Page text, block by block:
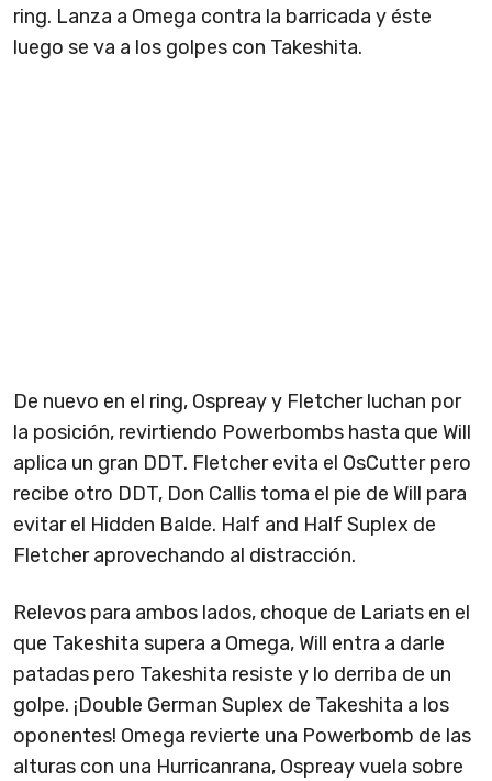
ring. Lanza a Omega contra la barricada y éste
luego se va a los golpes con Takeshita.
De nuevo en el ring, Ospreay y Fletcher luchan por
la posición, revirtiendo Powerbombs hasta que Will
aplica un gran DDT. Fletcher evita el OsCutter pero
recibe otro DDT, Don Callis toma el pie de Will para
evitar el Hidden Balde. Half and Half Suplex de
Fletcher aprovechando al distracción.
Relevos para ambos lados, choque de Lariats en el
que Takeshita supera a Omega, Will entra a darle
patadas pero Takeshita resiste y lo derriba de un
golpe. ¡Double German Suplex de Takeshita a los
oponentes! Omega revierte una Powerbomb de las
alturas con una Hurricanrana, Ospreay vuela sobre